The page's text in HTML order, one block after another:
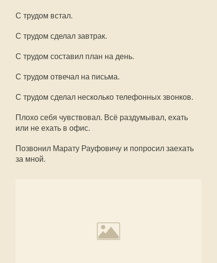
С трудом встал.
С трудом сделал завтрак.
С трудом составил план на день.
С трудом отвечал на письма.
С трудом сделал несколько телефонных звонков.
Плохо себя чувствовал. Всё раздумывал, ехать
или не ехать в офис.
Позвонил Марату Рауфовичу и попросил заехать
за мной.